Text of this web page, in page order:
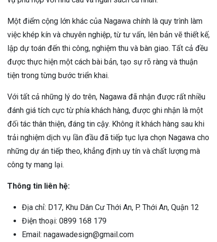
Một điểm cộng lớn khác của Nagawa chính là quy trình làm
việc khép kín và chuyên nghiệp, từ tư vấn, lên bản vẽ thiết kế,
lập dự toán đến thi công, nghiệm thu và bàn giao. Tất cả đều
được thực hiện một cách bài bản, tạo sự rõ ràng và thuận
tiện trong từng bước triển khai.
Với tất cả những lý do trên, Nagawa đã nhận được rất nhiều
đánh giá tích cực từ phía khách hàng, được ghi nhận là một
đối tác thân thiện, đáng tin cậy. Không ít khách hàng sau khi
trải nghiệm dịch vụ lần đầu đã tiếp tục lựa chọn Nagawa cho
những dự án tiếp theo, khẳng định uy tín và chất lượng mà
công ty mang lại.
Thông tin liên hệ:
Địa chỉ: D17, Khu Dân Cư Thới An, P. Thới An, Quận 12
Điện thoại: 0899 168 179
Email: nagawadesign@gmail.com